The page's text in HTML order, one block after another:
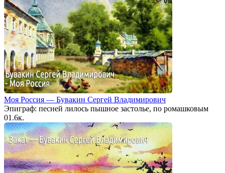
Моя Россия — Бувакин Сергей Владимирович
Эпиграф: песней лилось пышное застолье, по ромашковым
01.6к.